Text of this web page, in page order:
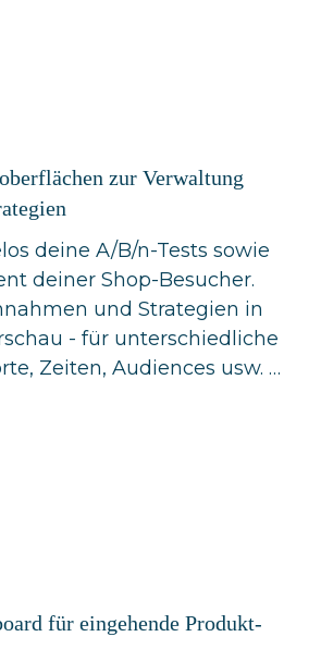
zur Verwaltung
deine A/B/n-Tests sowie
deiner Shop-Besucher.
und Strategien in
- für unterschiedliche
Zeiten, Audiences usw. …
für eingehende Produkt-